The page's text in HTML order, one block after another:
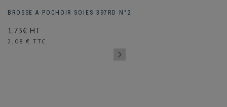
BROSSE A POCHOIR SOIES 397RD N°2
1.73€ HT
Prix
2,08 € TTC